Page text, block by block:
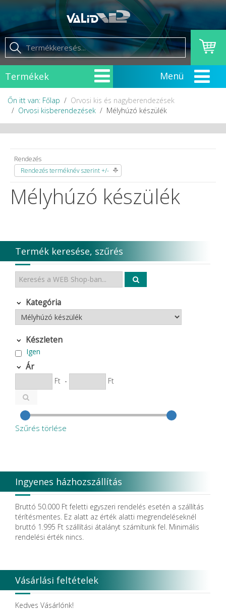
Termékek
Őn itt van: Főlap
Orvosi kis és nagyberendezések
Orvosi kisberendezések
Mélyhúzó készülék
Rendezés
Rendezés terméknév szerint +/-
Mélyhúzó készülék
Termék keresése, szűrés
Kategória
Készleten
Igen
Ár
Ft - Ft
Szűrés törlése
Ingyenes házhozszállítás
Bruttó 50.000 Ft feletti egyszeri rendelés esetén a szállítás
térítésmentes. Ez alatt az érték alatti megrendeléseknél
bruttó 1.995 Ft szállítási átalányt számítunk fel. Minimális
rendelési érték nincs.
Vásárlási feltételek
Kedves Vásárlónk!